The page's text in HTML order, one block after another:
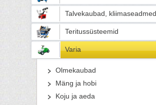
Talvekaubad, kliimaseadmed
Teritussüsteemid
Varia
Olmekaubad
Mäng ja hobi
Koju ja aeda